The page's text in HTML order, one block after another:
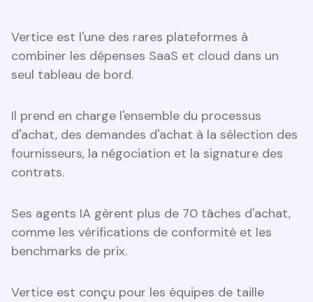
Vertice est l'une des rares plateformes à
combiner les dépenses SaaS et cloud dans un
seul tableau de bord.
Il prend en charge l'ensemble du processus
d'achat, des demandes d'achat à la sélection des
fournisseurs, la négociation et la signature des
contrats.
Ses agents IA gèrent plus de 70 tâches d'achat,
comme les vérifications de conformité et les
benchmarks de prix.
Vertice est conçu pour les équipes de taille